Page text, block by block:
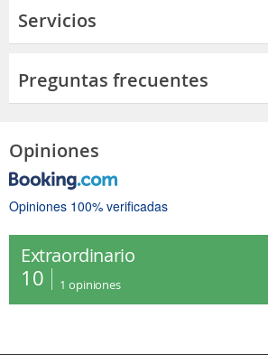
Servicios
Preguntas frecuentes
Opiniones
Opiniones 100% verificadas
Extraordinario
10 1 opiniones